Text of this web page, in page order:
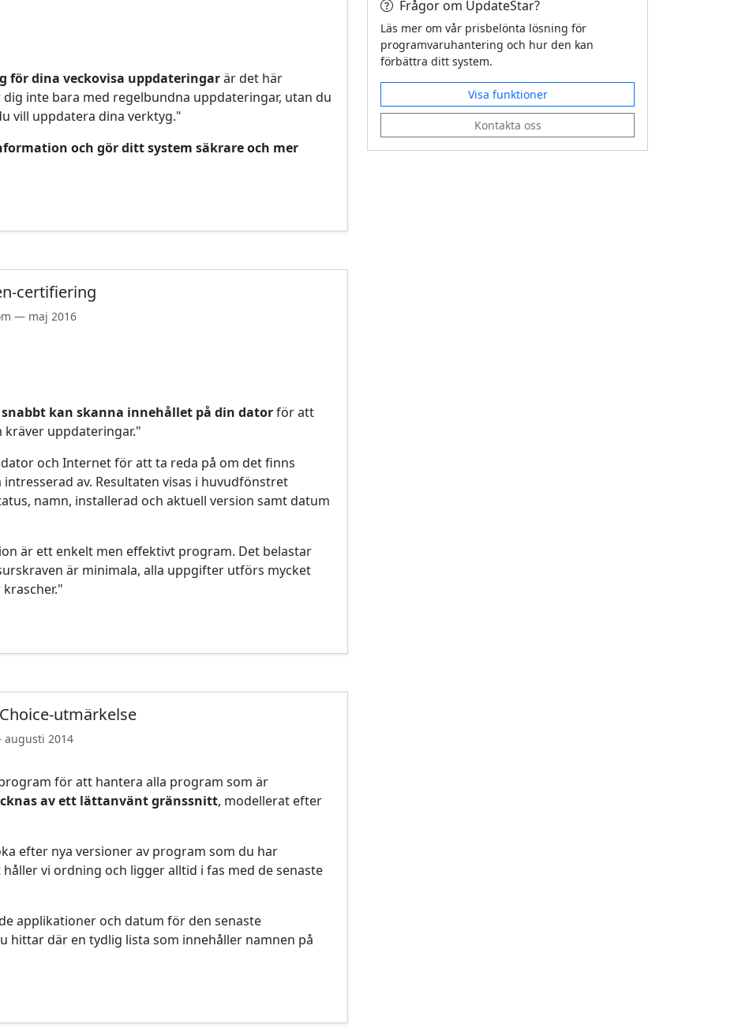
för dina veckovisa uppdateringarär det här
inte bara med regelbundna uppdateringar, utan du
vill uppdatera dina verktyg."
och gör ditt system säkrare och mer
certifiering
— maj 2016
kan skanna innehållet på din datorför att
uppdateringar."
och Internet för att ta reda på om det finns
av. Resultaten visas i huvudfönstret
namn, installerad och aktuell version samt datum
är ett enkelt men effektivt program. Det belastar
är minimala, alla uppgifter utförs mycket
utmärkelse
2014
för att hantera alla program som är
av ett lättanvänt gränssnitt, modellerat efter
efter nya versioner av program som du har
vi ordning och ligger alltid i fas med de senaste
applikationer och datum för den senaste
hittar där en tydlig lista som innehåller namnen på
Frågor om UpdateStar?
Läs mer om vår prisbelönta lösning för
programvaruhantering och hur den kan
förbättra ditt system.
Visa funktioner
Kontakta oss